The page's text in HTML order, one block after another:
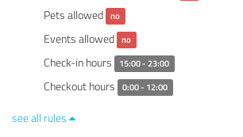
Pets allowed no
Events allowed no
Check-in hours 15:00 - 23:00
Checkout hours 0:00 - 12:00
see all rules